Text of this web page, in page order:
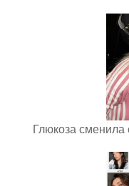
Глюкоза сменила